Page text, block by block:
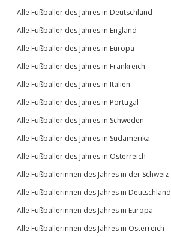
Alle Fußballer des Jahres in Deutschland
Alle Fußballer des Jahres in England
Alle Fußballer des Jahres in Europa
Alle Fußballer des Jahres in Frankreich
Alle Fußballer des Jahres in Italien
Alle Fußballer des Jahres in Portugal
Alle Fußballer des Jahres in Schweden
Alle Fußballer des Jahres in Südamerika
Alle Fußballer des Jahres in Österreich
Alle Fußballerinnen des Jahres in der Schweiz
Alle Fußballerinnen des Jahres in Deutschland
Alle Fußballerinnen des Jahres in Europa
Alle Fußballerinnen des Jahres in Österreich